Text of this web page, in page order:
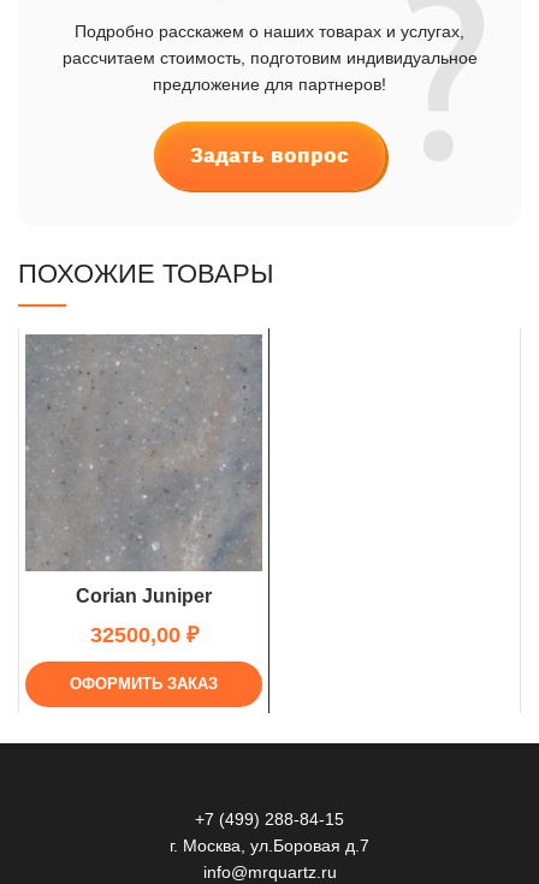
Подробно расскажем о наших товарах и услугах,
рассчитаем стоимость, подготовим индивидуальное
предложение для партнеров!
Задать вопрос
ПОХОЖИЕ ТОВАРЫ
Corian Juniper
₽
ОФОРМИТЬ ЗАКАЗ
+7 (499) 288-84-15
г. Москва, ул.Боровая д.7
info@mrquartz.ru